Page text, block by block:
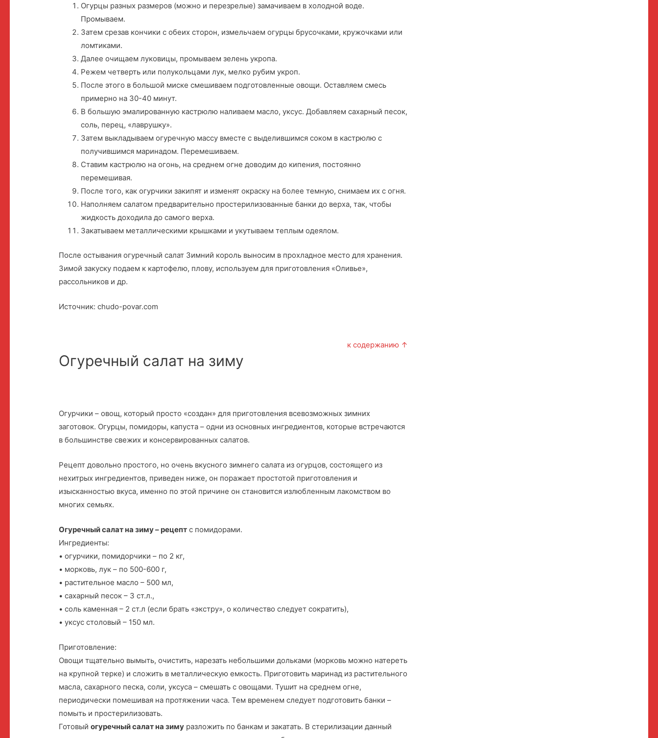
Огурцы разных размеров (можно и перезрелые) замачиваем в холодной воде.
Промываем.
Затем срезав кончики с обеих сторон, измельчаем огурцы брусочками, кружочками или
ломтиками.
Далее очищаем луковицы, промываем зелень укропа.
Режем четверть или полукольцами лук, мелко рубим укроп.
После этого в большой миске смешиваем подготовленные овощи. Оставляем смесь
примерно на 30-40 минут.
В большую эмалированную кастрюлю наливаем масло, уксус. Добавляем сахарный песок,
соль, перец, «лаврушку».
Затем выкладываем огуречную массу вместе с выделившимся соком в кастрюлю с
получившимся маринадом. Перемешиваем.
Ставим кастрюлю на огонь, на среднем огне доводим до кипения, постоянно
перемешивая.
После того, как огурчики закипят и изменят окраску на более темную, снимаем их с огня.
Наполняем салатом предварительно простерилизованные банки до верха, так, чтобы
жидкость доходила до самого верха.
Закатываем металлическими крышками и укутываем теплым одеялом.
После остывания огуречный салат Зимний король выносим в прохладное место для хранения.
Зимой закуску подаем к картофелю, плову, используем для приготовления «Оливье»,
рассольников и др.
Источник: chudo-povar.com
к содержанию ↑
Огуречный салат на зиму
Огурчики – овощ, который просто «создан» для приготовления всевозможных зимних
заготовок. Огурцы, помидоры, капуста – одни из основных ингредиентов, которые встречаются
в большинстве свежих и консервированных салатов.
Рецепт довольно простого, но очень вкусного зимнего салата из огурцов, состоящего из
нехитрых ингредиентов, приведен ниже, он поражает простотой приготовления и
изысканностью вкуса, именно по этой причине он становится излюбленным лакомством во
многих семьях.
Огуречный салат на зиму – рецепт с помидорами.
Ингредиенты:
• огурчики, помидорчики – по 2 кг,
• морковь, лук – по 500-600 г,
• растительное масло – 500 мл,
• сахарный песок – 3 ст.л.,
• соль каменная – 2 ст.л (если брать «экстру», о количество следует сократить),
• уксус столовый – 150 мл.
Приготовление:
Овощи тщательно вымыть, очистить, нарезать небольшими дольками (морковь можно натереть
на крупной терке) и сложить в металлическую емкость. Приготовить маринад из растительного
масла, сахарного песка, соли, уксуса – смешать с овощами. Тушит на среднем огне,
периодически помешивая на протяжении часа. Тем временем следует подготовить банки –
помыть и простерилизовать.
Готовыйогуречный салат на зиму разложить по банкам и закатать. В стерилизации данный